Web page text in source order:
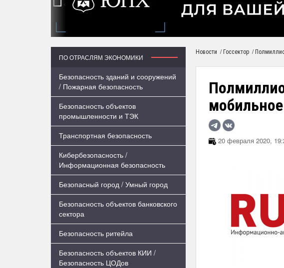
‹
ПО ОТРАСЛЯМ ЭКОНОМИКИ
Безопасность зданий и сооружений
/ Пожарная безопасность
Безопасность объектов
промышленности и ТЭК
Транспортная безопасность
Кибербезопасность /
Информационная безопасность
Безопасный город / Умный город
Безопасность объектов банковского
сектора
Безопасность ритейла
Безопасность объектов КИИ /
Безопасность ЦОДов
Новости / Госсектор /
20 февраля 2020,